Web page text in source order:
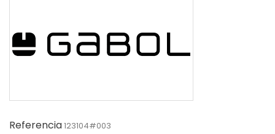
Referencia123104#003